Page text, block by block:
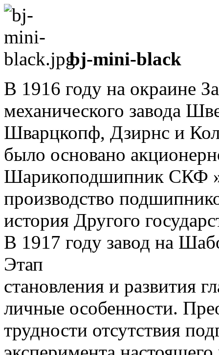
bj-mini-black
В 1916 году на окраине
механического завода
Шварцкопф, Дзирнс и
было основано
Шарикоподшипник СКФ »,
производство
история Другого
В 1917 году завод на
Этап
становления и развития
личные особенности.
трудности отсутствия